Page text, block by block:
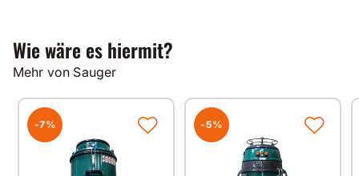
zur Absaugung von Stäuben, Fasern und Spänen
temperaturbeständig bis max. 80 Grad C
leicht und flexibel
erhältlich in
Ø 50 mm - 10 m
Ø 70 mm - 15 m
Wie wäre es hiermit?
Mehr von Sauger
-7% -5%